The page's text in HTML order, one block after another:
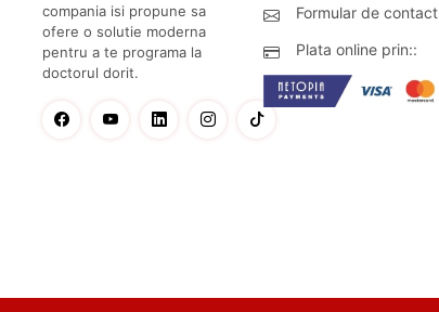
compania isi propune sa
ofere o solutie moderna
pentru a te programa la
doctorul dorit.
Formular de contact
Plata online prin::